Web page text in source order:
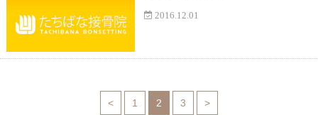
2016.12.01
< 1 2 3 >